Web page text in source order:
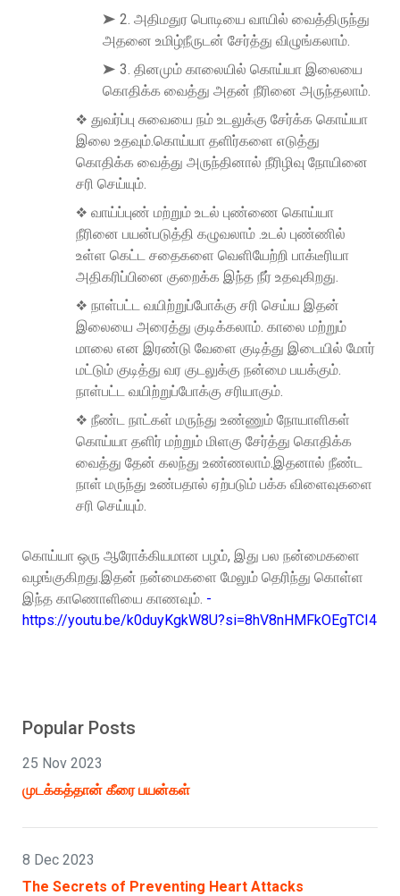
➤ 2. அதிமதுர பொடியை வாயில் வைத்திருந்து
அதனை உமிழ்நீருடன் சேர்த்து விழுங்கலாம்.
➤ 3. தினமும் காலையில் கொய்யா இலையை
கொதிக்க வைத்து அதன் நீரினை அருந்தலாம்.
❖ துவர்ப்பு சுவையை நம் உடலுக்கு சேர்க்க கொய்யா
இலை உதவும்.கொய்யா தளிர்களை எடுத்து
கொதிக்க வைத்து அருந்தினால் நீரிழிவு நோயினை
சரி செய்யும்.
❖ வாய்ப்புண் மற்றும் உடல் புண்ணை கொய்யா
நீரினை பயன்படுத்தி கழுவலாம் .உடல் புண்ணில்
உள்ள கெட்ட சதைகளை வெளியேற்றி பாக்டீரியா
அதிகரிப்பினை குறைக்க இந்த நீர் உதவுகிறது.
❖ நாள்பட்ட வயிற்றுப்போக்கு சரி செய்ய இதன்
இலையை அரைத்து குடிக்கலாம். காலை மற்றும்
மாலை என இரண்டு வேளை குடித்து இடையில் மோர்
மட்டும் குடித்து வர குடலுக்கு நன்மை பயக்கும்.
நாள்பட்ட வயிற்றுப்போக்கு சரியாகும்.
❖ நீண்ட நாட்கள் மருந்து உண்ணும் நோயாளிகள்
கொய்யா தளிர் மற்றும் மிளகு சேர்த்து கொதிக்க
வைத்து தேன் கலந்து உண்ணலாம்.இதனால் நீண்ட
நாள் மருந்து உண்பதால் ஏற்படும் பக்க விளைவுகளை
சரி செய்யும்.
கொய்யா ஒரு ஆரோக்கியமான பழம், இது பல நன்மைகளை
வழங்குகிறது.இதன் நன்மைகளை மேலும் தெரிந்து கொள்ள
இந்த காணொளியை காணவும். -
https://youtu.be/k0duyKgkW8U?si=8hV8nHMFkOEgTCI4
Popular Posts
25 Nov 2023
முடக்கத்தான் கீரை பயன்கள்
8 Dec 2023
The Secrets of Preventing Heart Attacks